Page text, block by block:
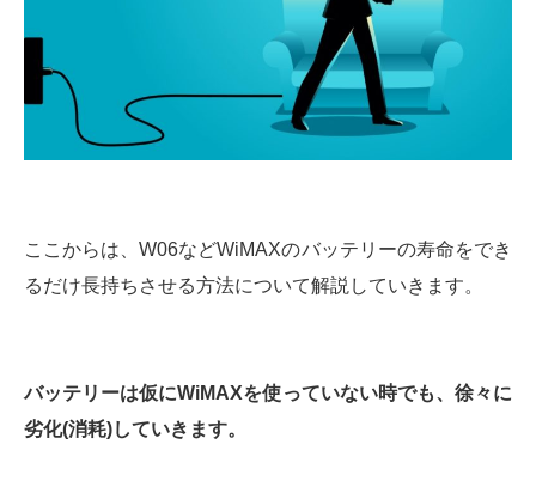
ここからは、W06などWiMAXのバッテリーの寿命をでき
るだけ長持ちさせる方法について解説していきます。
バッテリーは仮にWiMAXを使っていない時でも、徐々に
劣化(消耗)していきます。